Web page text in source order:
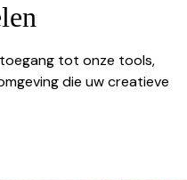
tot onze tools,
die uw creatieve